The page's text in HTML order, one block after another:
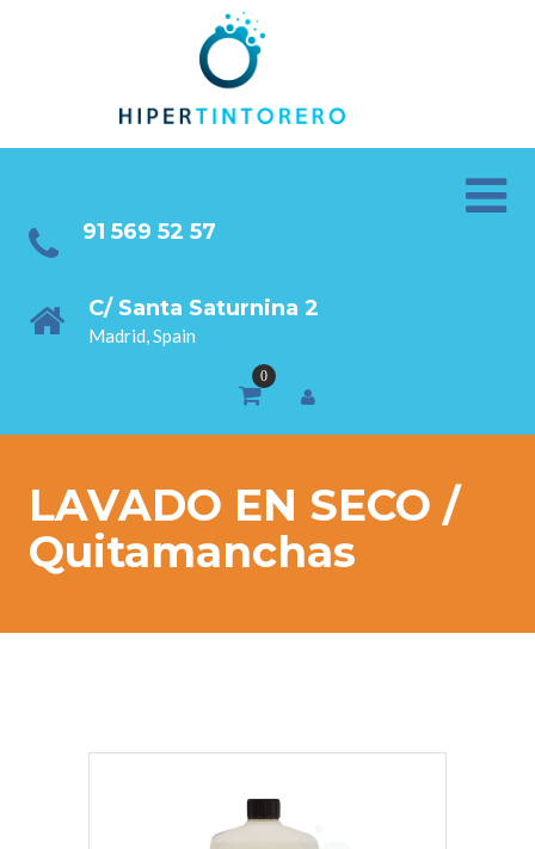
91 569 52 57
C/ Santa Saturnina 2
Madrid, Spain
LAVADO EN SECO /
Quitamanchas